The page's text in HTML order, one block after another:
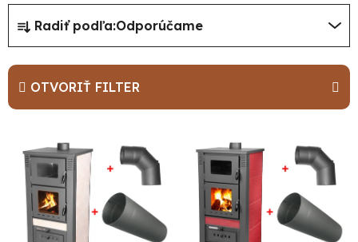
R
a
d
e
n
Radiť podľa:Odporúčame
OTVORIŤ FILTER